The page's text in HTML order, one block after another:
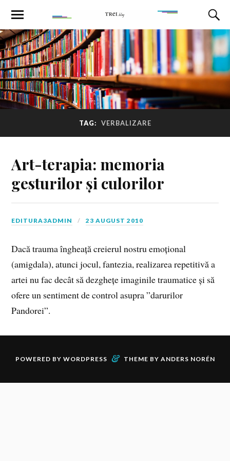
TAG: VERBALIZARE
Art-terapia: memoria
gesturilor și culorilor
EDITURA3ADMIN 23 AUGUST 2010
Dacă trauma îngheață creierul nostru emoțional
(amigdala), atunci jocul, fantezia, realizarea repetitivă a
artei nu fac decât să dezghețe imaginile traumatice și să
ofere un sentiment de control asupra ”darurilor
Pandorei”.
POWERED BY WORDPRESS & THEME BY ANDERS NORÉN